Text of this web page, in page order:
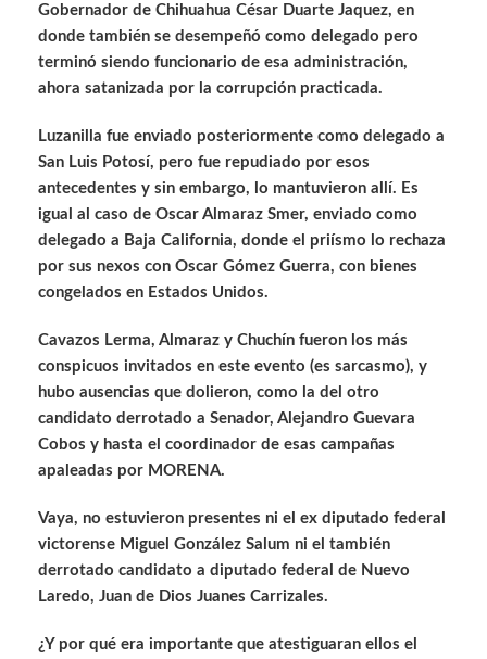
Gobernador de Chihuahua César Duarte Jaquez, en
donde también se desempeñó como delegado pero
terminó siendo funcionario de esa administración,
ahora satanizada por la corrupción practicada.
Luzanilla fue enviado posteriormente como delegado a
San Luis Potosí, pero fue repudiado por esos
antecedentes y sin embargo, lo mantuvieron allí. Es
igual al caso de Oscar Almaraz Smer, enviado como
delegado a Baja California, donde el priísmo lo rechaza
por sus nexos con Oscar Gómez Guerra, con bienes
congelados en Estados Unidos.
Cavazos Lerma, Almaraz y Chuchín fueron los más
conspicuos invitados en este evento (es sarcasmo), y
hubo ausencias que dolieron, como la del otro
candidato derrotado a Senador, Alejandro Guevara
Cobos y hasta el coordinador de esas campañas
apaleadas por MORENA.
Vaya, no estuvieron presentes ni el ex diputado federal
victorense Miguel González Salum ni el también
derrotado candidato a diputado federal de Nuevo
Laredo, Juan de Dios Juanes Carrizales.
¿Y por qué era importante que atestiguaran ellos el